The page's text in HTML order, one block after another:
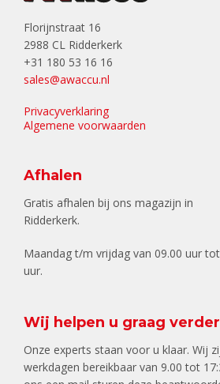
Florijnstraat 16
2988 CL Ridderkerk
+31 180 53 16 16
sales@awaccu.nl
Privacyverklaring
Algemene voorwaarden
Afhalen
Gratis afhalen bij ons magazijn in
Ridderkerk.
Maandag t/m vrijdag van 09.00 uur
uur.
Wij helpen u graag verder
Onze experts staan voor u klaar. Wij
werkdagen bereikbaar van 9.00 tot